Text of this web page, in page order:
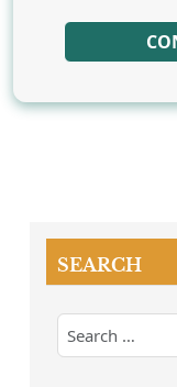
SEARCH